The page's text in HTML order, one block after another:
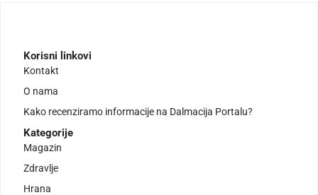
Korisni linkovi
Kontakt
O nama
Kako recenziramo informacije na Dalmacija Portalu?
Kategorije
Magazin
Zdravlje
Hrana